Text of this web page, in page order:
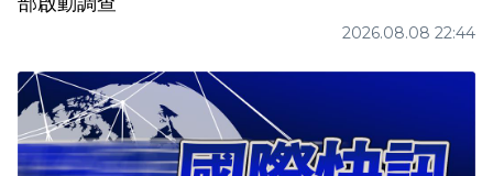
2026.08.08 22:44